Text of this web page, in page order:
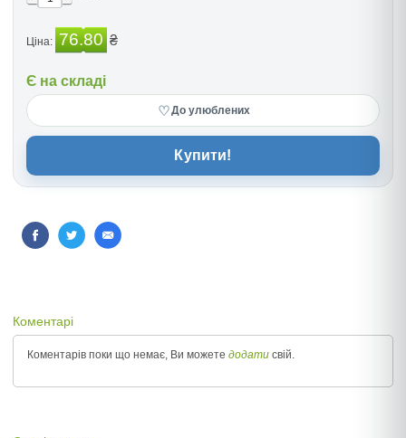
Ціна: 76.80 ₴
Є на складі
♡До улюблених
Купити!
Коментарі
Коментарів поки що немає, Ви можете додати свій.